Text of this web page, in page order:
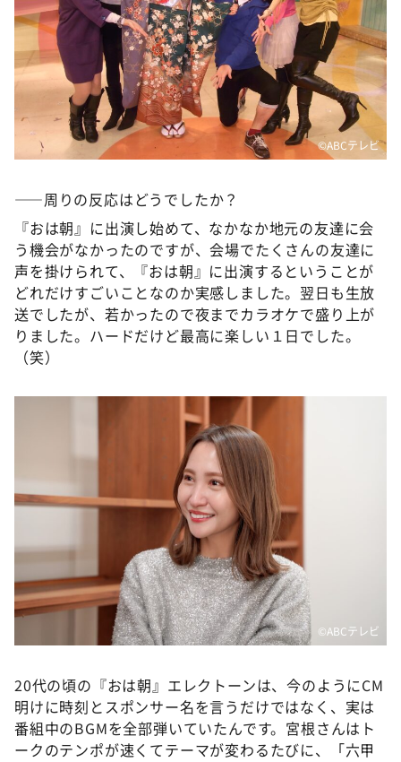
©️ABCテレビ
――周りの反応はどうでしたか？
『おは朝』に出演し始めて、なかなか地元の友達に会
う機会がなかったのですが、会場でたくさんの友達に
声を掛けられて、『おは朝』に出演するということが
どれだけすごいことなのか実感しました。翌日も生放
送でしたが、若かったので夜までカラオケで盛り上が
りました。ハードだけど最高に楽しい１日でした。
（笑）
©️ABCテレビ
20代の頃の『おは朝』エレクトーンは、今のようにCM
明けに時刻とスポンサー名を言うだけではなく、実は
番組中のBGMを全部弾いていたんです。宮根さんはト
ークのテンポが速くてテーマが変わるたびに、「六甲